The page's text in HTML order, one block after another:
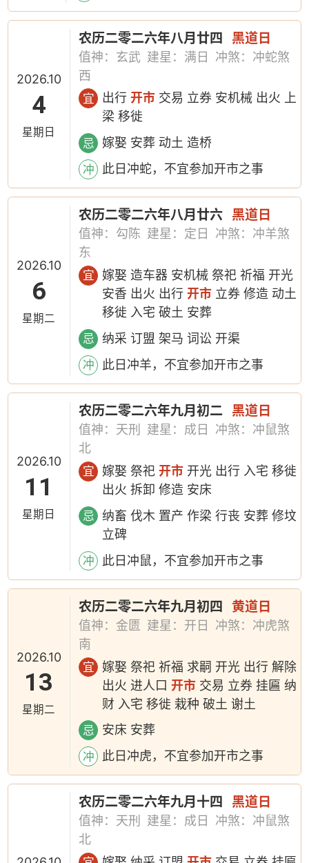
2026.10
4
星期日
农历二零二六年八月廿四 黑道日
值神：玄武 建星：满日
冲煞：冲蛇煞
西
宜 出行开市 交易 立券 安机械 出火 上
梁 移徙
忌 嫁娶 安葬 动土 造桥
冲 此日冲蛇，不宜参加开市之事
2026.10
6
星期二
农历二零二六年八月廿六 黑道日
值神：勾陈 建星：定日
冲煞：冲羊煞
东
宜
嫁娶 造车器 安机械 祭祀 祈福 开光
安香 出火 出行开市 立券 修造 动土
移徙 入宅 破土 安葬
忌 纳采 订盟 架马 词讼 开渠
冲 此日冲羊，不宜参加开市之事
2026.10
11
星期日
农历二零二六年九月初二 黑道日
值神：天刑 建星：成日
冲煞：冲鼠煞
北
宜 嫁娶 祭祀开市 开光 出行 入宅 移徙
出火 拆卸 修造 安床
忌
纳畜 伐木 置产 作梁 行丧 安葬 修坟
立碑
冲 此日冲鼠，不宜参加开市之事
2026.10
13
星期二
农历二零二六年九月初四 黄道日
值神：金匮 建星：开日
冲煞：冲虎煞
南
宜
嫁娶 祭祀 祈福 求嗣 开光 出行 解除
出火 进人口开市 交易 立券 挂匾 纳
财 入宅 移徙 栽种 破土 谢土
忌 安床 安葬
冲 此日冲虎，不宜参加开市之事
农历二零二六年九月十四 黑道日
值神：天刑 建星：成日
冲煞：冲鼠煞
北